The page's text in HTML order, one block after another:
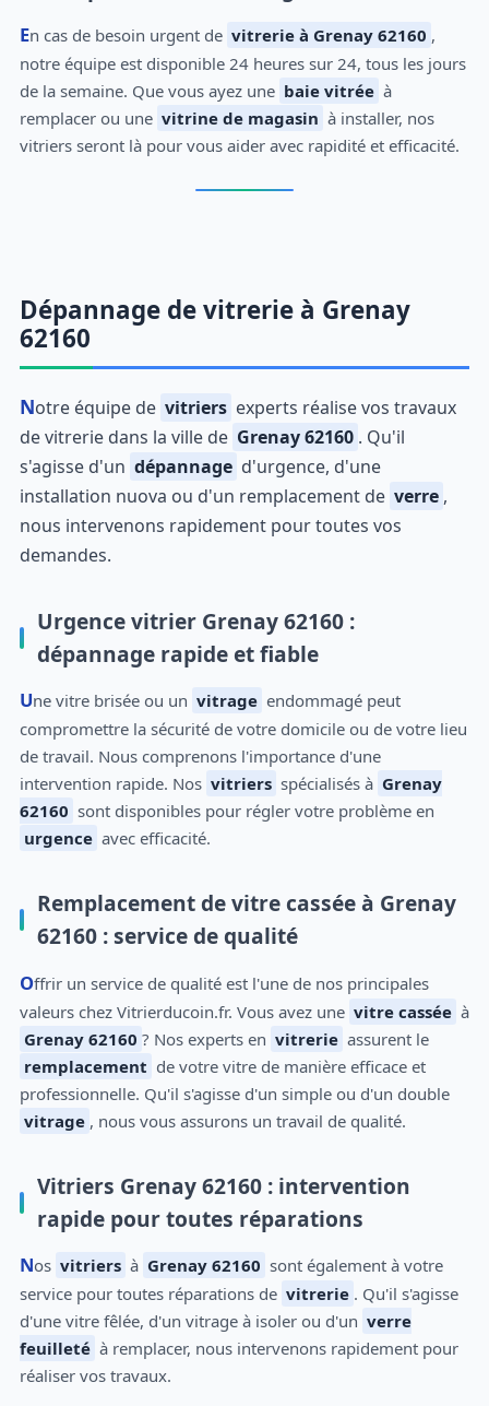
En cas de besoin urgent de vitrerie à Grenay 62160 ,
notre équipe est disponible 24 heures sur 24, tous les jours
de la semaine. Que vous ayez une baie vitrée à
remplacer ou une vitrine de magasin à installer, nos
vitriers seront là pour vous aider avec rapidité et efficacité.
Dépannage de vitrerie à Grenay
62160
Notre équipe de vitriers experts réalise vos travaux
de vitrerie dans la ville de Grenay 62160 . Qu'il
s'agisse d'un dépannage d'urgence, d'une
installation nuova ou d'un remplacement de verre ,
nous intervenons rapidement pour toutes vos
demandes.
Urgence vitrier Grenay 62160 :
dépannage rapide et fiable
Une vitre brisée ou un vitrage endommagé peut
compromettre la sécurité de votre domicile ou de votre lieu
de travail. Nous comprenons l'importance d'une
intervention rapide. Nos vitriers spécialisés à Grenay
62160 sont disponibles pour régler votre problème en
urgence avec efficacité.
Remplacement de vitre cassée à Grenay
62160 : service de qualité
Offrir un service de qualité est l'une de nos principales
valeurs chez Vitrierducoin.fr. Vous avez une vitre cassée à
Grenay 62160 ? Nos experts en vitrerie assurent le
remplacement de votre vitre de manière efficace et
professionnelle. Qu'il s'agisse d'un simple ou d'un double
vitrage , nous vous assurons un travail de qualité.
Vitriers Grenay 62160 : intervention
rapide pour toutes réparations
Nos vitriers à Grenay 62160 sont également à votre
service pour toutes réparations de vitrerie . Qu'il s'agisse
d'une vitre fêlée, d'un vitrage à isoler ou d'un verre
feuilleté à remplacer, nous intervenons rapidement pour
réaliser vos travaux.